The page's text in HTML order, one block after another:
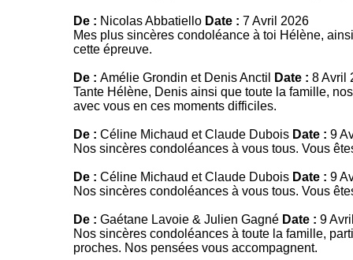
De : Nicolas Abbatiello Date : 7 Avril 2026
Mes plus sincères condoléance à toi Hélène,
cette épreuve.
De : Amélie Grondin et Denis Anctil Date : 8 Avril
Tante Hélène, Denis ainsi que toute la famille,
avec vous en ces moments difficiles.
De : Céline Michaud et Claude Dubois Date : 9
Nos sincères condoléances à vous tous. Vous
De : Céline Michaud et Claude Dubois Date : 9
Nos sincères condoléances à vous tous. Vous
De : Gaétane Lavoie & Julien Gagné Date : 9
Nos sincères condoléances à toute la famille,
proches. Nos pensées vous accompagnent.